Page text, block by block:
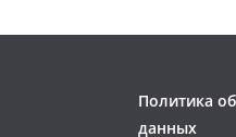
Политика
данных